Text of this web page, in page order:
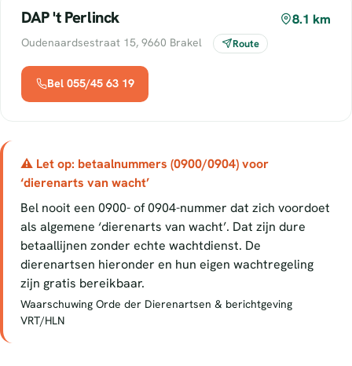
DAP 't Perlinck 8.1 km
Oudenaardsestraat 15, 9660 Brakel Route
Bel 055/45 63 19
⚠ Let op: betaalnummers (0900/0904) voor
‘dierenarts van wacht’
Bel nooit een 0900- of 0904-nummer dat zich voordoet
als algemene ‘dierenarts van wacht’. Dat zijn dure
betaallijnen zonder echte wachtdienst. De
dierenartsen hieronder en hun eigen wachtregeling
zijn gratis bereikbaar.
Waarschuwing Orde der Dierenartsen & berichtgeving
VRT/HLN